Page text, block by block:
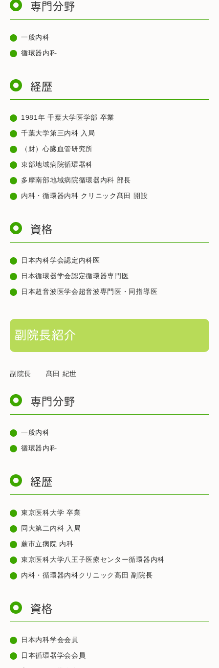
専門分野
一般内科
循環器内科
経歴
1981年 千葉大学医学部 卒業
千葉大学第三内科 入局
（財）心臓血管研究所
東部地域病院循環器科
多摩南部地域病院循環器内科 部長
内科・循環器内科 クリニック髙田 開設
資格
日本内科学会認定内科医
日本循環器学会認定循環器専門医
日本超音波医学会超音波専門医・同指導医
副院長紹介
副院長 髙田 紀世
専門分野
一般内科
循環器内科
経歴
東京医科大学 卒業
同大第二内科 入局
蕨市立病院 内科
東京医科大学八王子医療センター循環器内科
内科・循環器内科クリニック髙田 副院長
資格
日本内科学会会員
日本循環器学会会員